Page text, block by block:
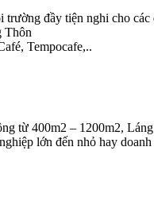
đầy tiện nghi cho các
Thôn
Tempocafe,..
từ 400m2 – 1200m2,
lớn đến nhỏ hay